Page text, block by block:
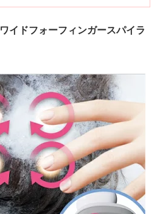
ワイドフォーフィンガースパイラ